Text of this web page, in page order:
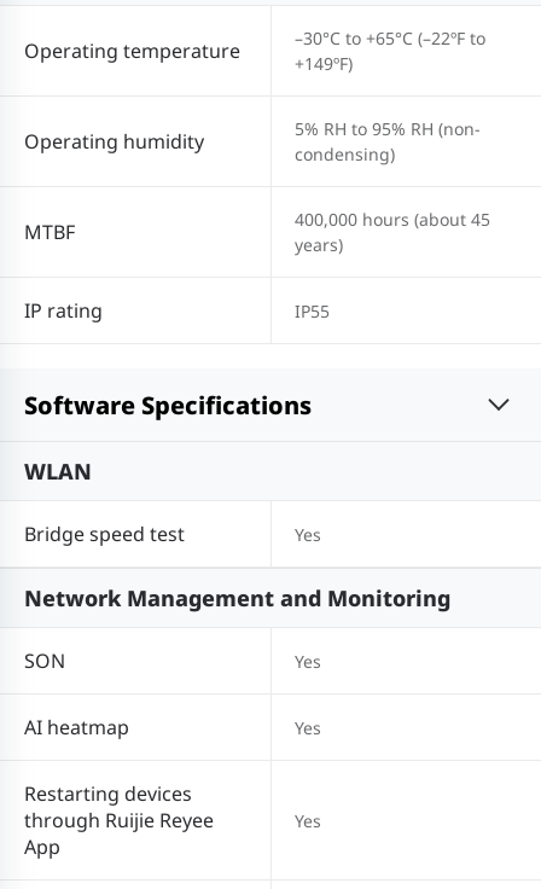
Operating temperature
–30°C to +65°C (–22ºF to
+149ºF)
Operating humidity
5% RH to 95% RH (non-
condensing)
MTBF
400,000 hours (about 45
years)
IP rating IP55
Software Specifications
WLAN
Bridge speed test Yes
Network Management and Monitoring
SON Yes
AI heatmap Yes
Restarting devices
through Ruijie Reyee
App
Yes